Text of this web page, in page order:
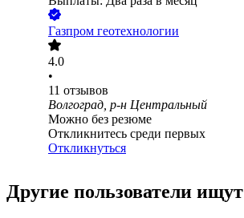
Газпром геотехнологии
4.0
•
11 отзывов
Волгоград, р-н Центральный
Можно без резюме
Откликнитесь среди первых
Откликнуться
Другие пользователи ищут